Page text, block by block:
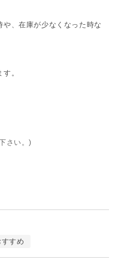
、在庫が少なくなった時な
。
さい。)
すめ